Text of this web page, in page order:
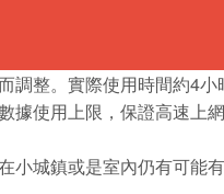
整。實際使用時間約4小
據使用上限，保證高速
小城鎮或是室內仍有可